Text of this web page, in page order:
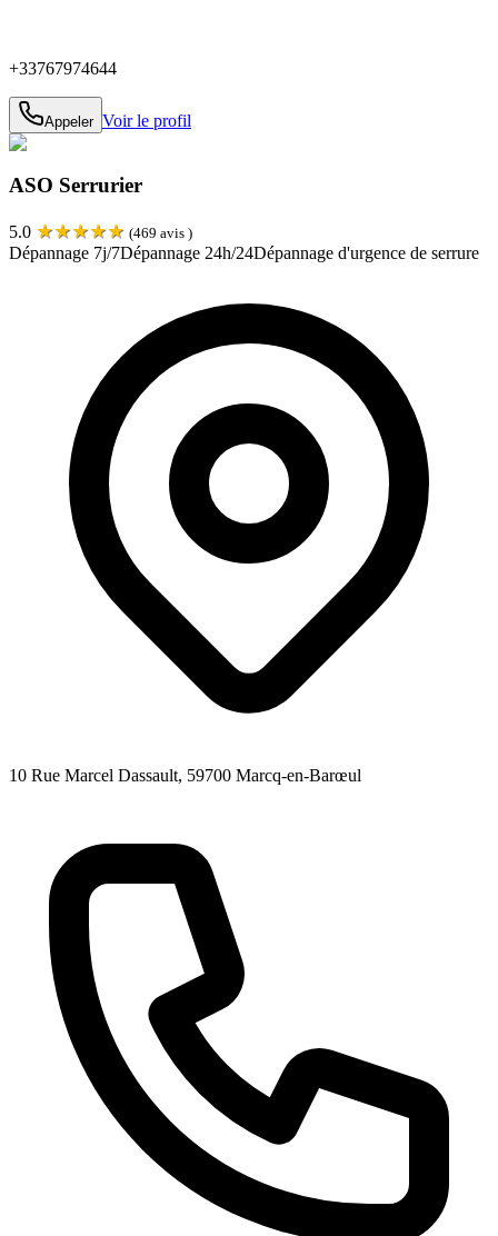
+33767974644
Appeler Voir le profil
ASO Serrurier
5.0 ★★★★★ (469 avis )
Dépannage 7j/7Dépannage 24h/24Dépannage d'urgence de serrure
10 Rue Marcel Dassault, 59700 Marcq-en-Barœul